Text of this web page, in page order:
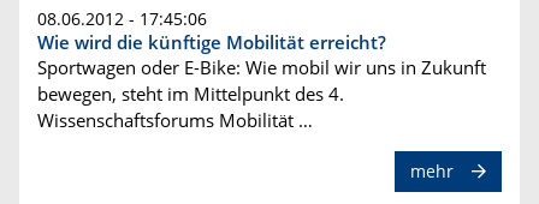
08.06.2012 - 17:45:06
Wie wird die künftige Mobilität erreicht?
Sportwagen oder E-Bike: Wie mobil wir uns in Zukunft
bewegen, steht im Mittelpunkt des 4.
Wissenschaftsforums Mobilität …
mehr